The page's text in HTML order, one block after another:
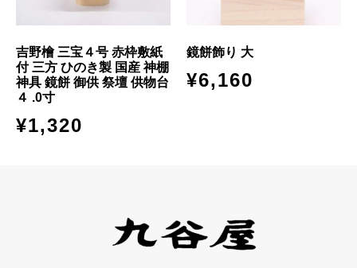
吉野檜 三宝４号 赤枠敷紙
付 三方 ひのき製 国産 神棚
神具 鏡餅 御供 祭壇 供物台
４ .0寸
¥1,320
鏡餅飾り 大
¥6,160